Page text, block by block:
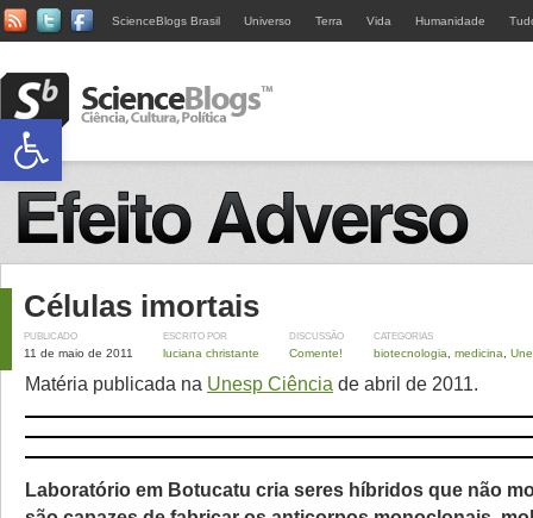
ScienceBlogs Brasil Universo Terra Vida Humanidade
Células imortais
PUBLICADO
11 de maio de 2011
ESCRITO POR
luciana christante
DISCUSSÃO
Comente!
CATEGORIAS
biotecnologia medicina
Matéria publicada na Unesp Ciência de abril de 2011.
Laboratório em Botucatu cria seres híbridos que não
Abrir a barra de ferramentas